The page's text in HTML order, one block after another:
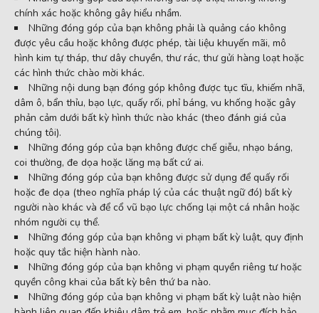
chính xác hoặc không gây hiểu nhầm.
Những đóng góp của bạn không phải là quảng cáo không
được yêu cầu hoặc không được phép, tài liệu khuyến mãi, mô
hình kim tự tháp, thư dây chuyền, thư rác, thư gửi hàng loạt hoặc
các hình thức chào mời khác.
Những nội dung bạn đóng góp không được tục tĩu, khiếm nhã,
dâm ô, bẩn thỉu, bạo lực, quấy rối, phỉ báng, vu khống hoặc gây
phản cảm dưới bất kỳ hình thức nào khác (theo đánh giá của
chúng tôi).
Những đóng góp của bạn không được chế giễu, nhạo báng,
coi thường, đe dọa hoặc lăng mạ bất cứ ai.
Những đóng góp của bạn không được sử dụng để quấy rối
hoặc đe dọa (theo nghĩa pháp lý của các thuật ngữ đó) bất kỳ
người nào khác và để cổ vũ bạo lực chống lại một cá nhân hoặc
nhóm người cụ thể.
Những đóng góp của bạn không vi phạm bất kỳ luật, quy định
hoặc quy tắc hiện hành nào.
Những đóng góp của bạn không vi phạm quyền riêng tư hoặc
quyền công khai của bất kỳ bên thứ ba nào.
Những đóng góp của bạn không vi phạm bất kỳ luật nào hiện